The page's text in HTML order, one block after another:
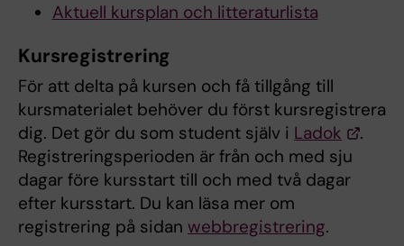
Aktuell kursplan och litteraturlista
Kursregistrering
För att delta på kursen och få tillgång till
kursmaterialet behöver du först kursregistrera
dig. Det gör du som student själv i Ladok
.
Registreringsperioden är från och med sju
dagar före kursstart till och med två dagar
efter kursstart. Du kan läsa mer om
registrering på sidan webbregistrering.